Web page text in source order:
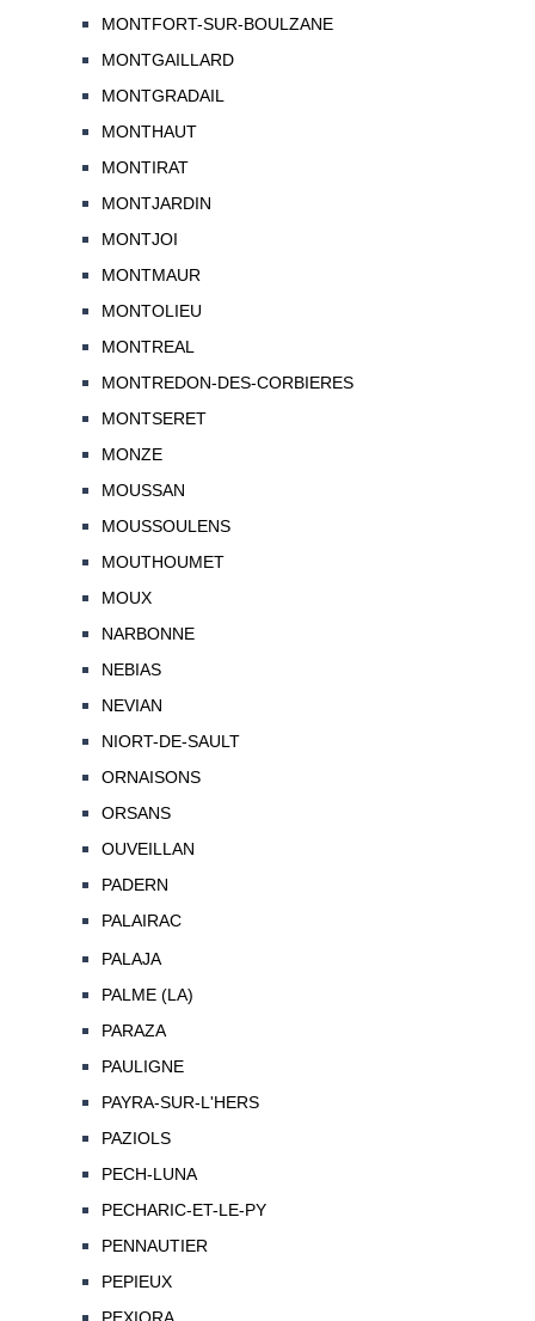
MONTFORT-SUR-BOULZANE
MONTGAILLARD
MONTGRADAIL
MONTHAUT
MONTIRAT
MONTJARDIN
MONTJOI
MONTMAUR
MONTOLIEU
MONTREAL
MONTREDON-DES-CORBIERES
MONTSERET
MONZE
MOUSSAN
MOUSSOULENS
MOUTHOUMET
MOUX
NARBONNE
NEBIAS
NEVIAN
NIORT-DE-SAULT
ORNAISONS
ORSANS
OUVEILLAN
PADERN
PALAIRAC
PALAJA
PALME (LA)
PARAZA
PAULIGNE
PAYRA-SUR-L'HERS
PAZIOLS
PECH-LUNA
PECHARIC-ET-LE-PY
PENNAUTIER
PEPIEUX